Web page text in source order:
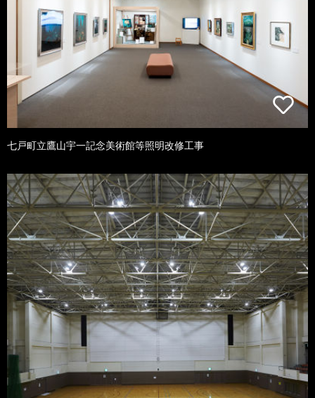
七戸町立鷹山宇一記念美術館等照明改修工事